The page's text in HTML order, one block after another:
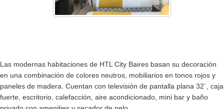
Las modernas habitaciones de HTL City Baires basan su decoración
en una combinación de colores neutros, mobiliarios en tonos rojos y
paneles de madera. Cuentan con televisión de pantalla plana 32`, caja
fuerte, escritorio, calefacción, aire acondicionado, mini bar y baño